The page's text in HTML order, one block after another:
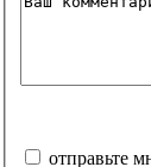
отправьте